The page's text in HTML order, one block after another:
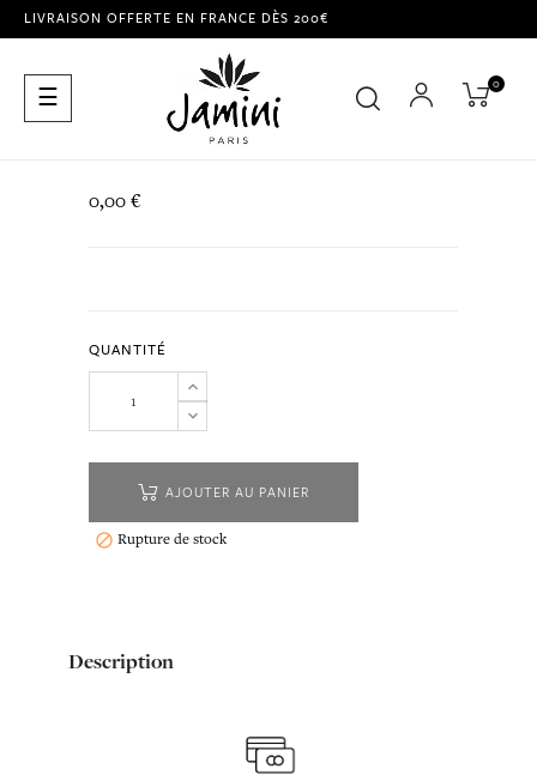
LIVRAISON OFFERTE EN FRANCE DÈS 200€
Basculer
la
☰ 0
0,00 €
QUANTITÉ
AJOUTER AU PANIER
 Rupture de stock
Description